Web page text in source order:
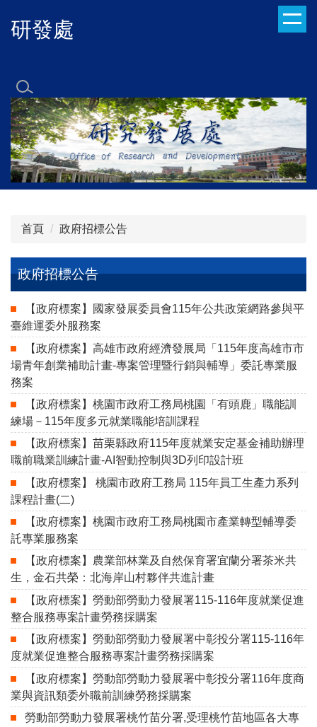
到
容
區
研發處
首頁 政府招標公告
政府招標公告
【政府標案】國家發展委員會115年公共政策網路參與平
臺維運委外服務案
【政府標案】高雄市政府經濟發展局「115年度高雄市市
場青年創業補助計畫-專案管理暨行銷與輔導」委託專業服
務案
【政府標案】桃園市政府工務局桃園「有頭鹿」職能訓
練場－115年度多元就業職能培訓課程
【政府標案】苗栗縣政府115年度就業安定基金補助辦理
職前職業訓練計畫-AI智動控制與3D列印設計班
【政府標案】 桃園市政府工務局 115年員工生產力系列
課程計畫(二)
【政府標案】桃園市政府工務局桃園市產業轉型輔導委
託專業服務案
【政府標案】農業部林業及自然保育署宜蘭分署茶米共
生，金石共榮：北海岸山村夥伴共進計畫
【政府標案】勞動部勞動力發展署115-116年度就業促進
整合服務專案計畫勞務採購案
【政府標案】勞動部勞動力發展署中彰投分署115-116年
度就業促進整合服務專案計畫勞務採購案
【政府標案】勞動部勞動力發展署中彰投分署116年度商
業與資訊類委外職前訓練勞務採購案
勞動部勞動力發展署桃竹苗分署,受理桃竹苗地區各大專